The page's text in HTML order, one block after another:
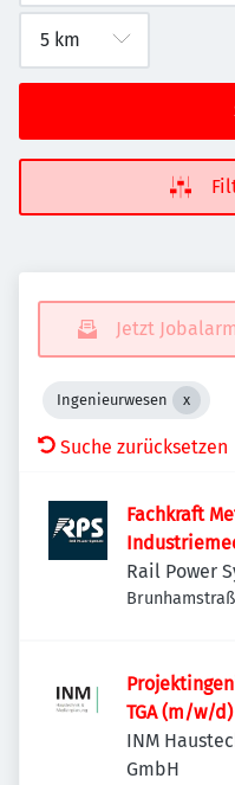
Jetzt
Ingenieurwesen
Suche zurücksetzen
Fachkraft
Rail Power
TGA (m/w/d)
INM
GmbH